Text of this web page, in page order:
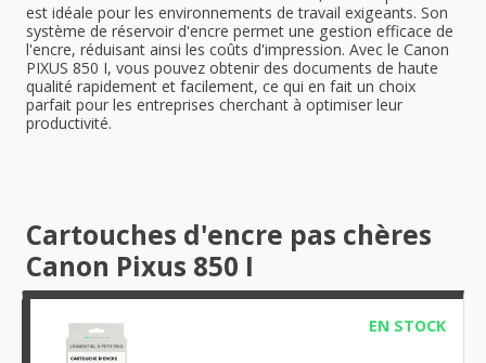
est idéale pour les environnements de travail exigeants. Son
système de réservoir d'encre permet une gestion efficace de
l'encre, réduisant ainsi les coûts d'impression. Avec le Canon
PIXUS 850 I, vous pouvez obtenir des documents de haute
qualité rapidement et facilement, ce qui en fait un choix
parfait pour les entreprises cherchant à optimiser leur
productivité.
Cartouches d'encre pas chères
Canon Pixus 850 I
EN STOCK